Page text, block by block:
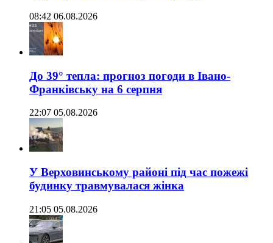
08:42 06.08.2026
До 39° тепла: прогноз погоди в Івано-
Франківську на 6 серпня
22:07 05.08.2026
У Верховинському районі під час пожежі
будинку травмувалася жінка
21:05 05.08.2026